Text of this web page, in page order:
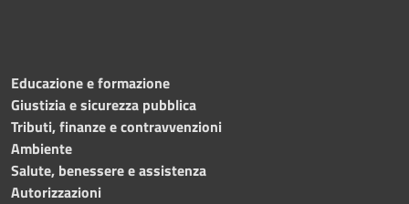
Educazione e formazione
Giustizia e sicurezza pubblica
Tributi, finanze e contravvenzioni
Ambiente
Salute, benessere e assistenza
Autorizzazioni